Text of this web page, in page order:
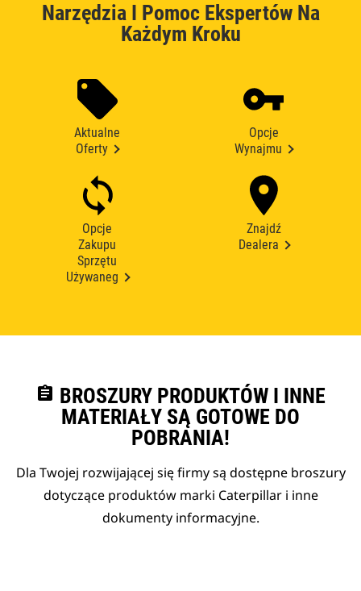
Narzędzia I Pomoc Ekspertów Na
Każdym Kroku
Aktualne
Oferty
Opcje
Wynajmu
Opcje
Zakupu
Sprzętu
Używaneg
Znajdź
Dealera
assignment BROSZURY PRODUKTÓW I INNE
MATERIAŁY SĄ GOTOWE DO
POBRANIA!
Dla Twojej rozwijającej się firmy są dostępne broszury
dotyczące produktów marki Caterpillar i inne
dokumenty informacyjne.